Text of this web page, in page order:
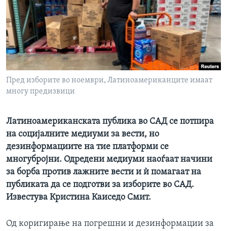
ИНТЕРВЈУА
Јазици
Пред изборите во ноември, Латиноамериканците имаат
многу предизвици
Латиноамериканската публика во САД се потпира
на социјалните медиуми за вести, но
дезинформациите на тие платформи се
многубројни. Одредени медиуми наоѓаат начини
за борба против лажните вести и ѝ помагаат на
публиката да се подготви за изборите во САД.
Известува Кристина Каиседо Смит.
Од коригирање на погрешни и дезинформации за